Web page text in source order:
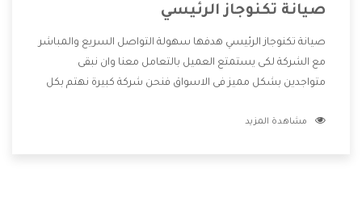
صيانة تكنوجاز الرئيسي
صيانة تكنوجاز الرئيسي هدفها سهولة التواصل السريع والمباشر
مع الشركة لكى يستمتع العميل بالتعامل معنا وان نبقى
متواجدين بشكل مميز فى الاسواق فنحن شركة كبيرة نهتم بكل
الشركة بها والتى تكون منها خدمة الصيانة التى تكون من أهم
مشاهدة المزيد